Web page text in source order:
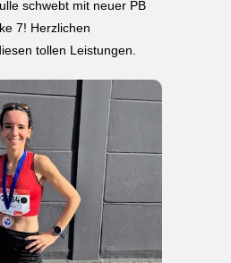
schwebt mit neuer PB
7! Herzlichen
tollen Leistungen.